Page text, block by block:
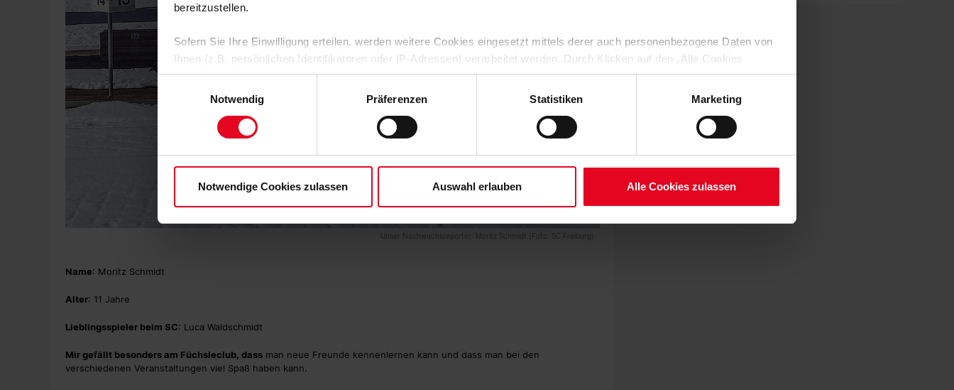
bereitzustellen.
Sofern Sie Ihre Einwilligung erteilen, werden weitere Cookies eingesetzt mittels derer auch personenbezogene Daten von
Ihnen (z.B. persönlichen Identifikatoren oder IP-Adressen) verarbeitet werden. Durch Klicken auf den „Alle Cookies
zulassen“-Button stimmen Sie der Speicherung aller aufgeführten Cookies und der entsprechenden Verarbeitung Ihrer
personenbezogenen Daten für die unten jeweils angegebene Zwecke gem. § 25 Abs. 1 TDDDG, Art. 6 Abs. 1 lit. a DSGVO
Soweit Sie „Notwendige Cookies“ auswählen, werden nur unbedingt erforderliche Cookies eingesetzt. Ihre etwaig erteilten
Notwendig
Präferenzen Statistiken Marketing
Notwendige Cookies zulassen Auswahl erlauben Alle Cookies zulassen
Unser Nachwuchsreporter: Moritz Schmidt (Foto: SC Freiburg).
Name: Moritz Schmidt
Alter: 11 Jahre
Lieblingsspieler beim SC: Luca Waldschmidt
Mir gefällt besonders am Füchsleclub, dass man neue Freunde kennenlernen kann und dass man bei den
verschiedenen Veranstaltungen viel Spaß haben kann.